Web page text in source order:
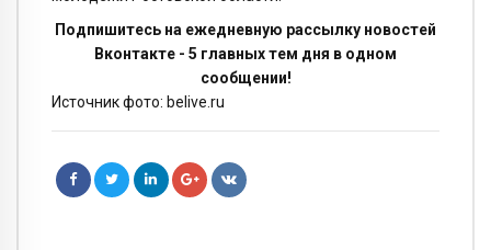
Подпишитесь на ежедневную рассылку новостей
Вконтакте - 5 главных тем дня в одном
сообщении!
Источник фото: belive.ru